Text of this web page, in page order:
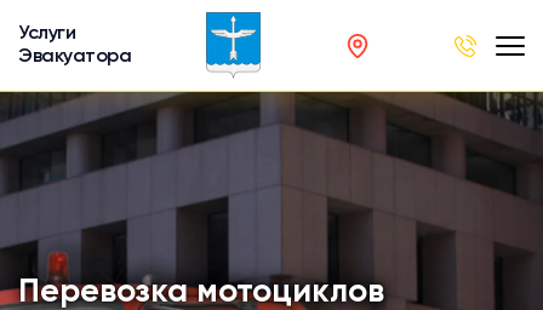
Услуги
Эвакуатора
Перевозка мотоциклов